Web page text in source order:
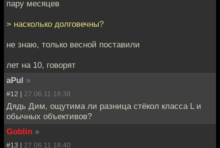
пару месяцев
> насколько долговечны?
не знаю, только весной поставили
лет на 10, говорят
aPul »
#12 | 27.06.11 18:38
Дядь Дим, ощутима ли разница стёкол класса L и
обычных объективов?
Goblin »
#13 | 27.06.11 18:40